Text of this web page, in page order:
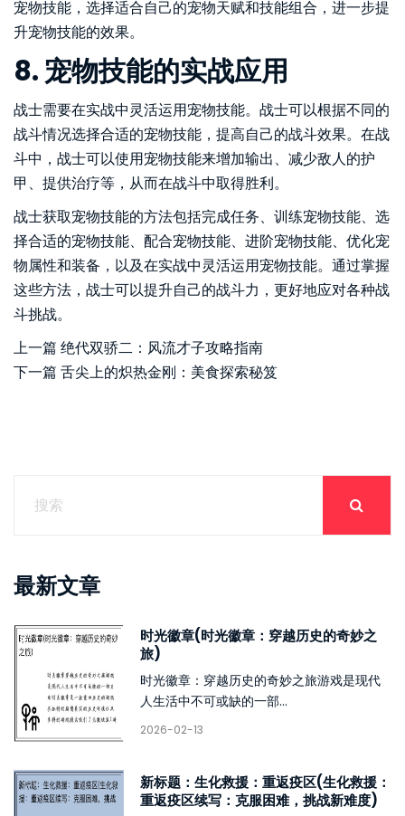
宠物技能，选择适合自己的宠物天赋和技能组合，进一步提
升宠物技能的效果。
8. 宠物技能的实战应用
战士需要在实战中灵活运用宠物技能。战士可以根据不同的
战斗情况选择合适的宠物技能，提高自己的战斗效果。在战
斗中，战士可以使用宠物技能来增加输出、减少敌人的护
甲、提供治疗等，从而在战斗中取得胜利。
战士获取宠物技能的方法包括完成任务、训练宠物技能、选
择合适的宠物技能、配合宠物技能、进阶宠物技能、优化宠
物属性和装备，以及在实战中灵活运用宠物技能。通过掌握
这些方法，战士可以提升自己的战斗力，更好地应对各种战
斗挑战。
上一篇 绝代双骄二：风流才子攻略指南
下一篇 舌尖上的炽热金刚：美食探索秘笈
最新文章
时光徽章(时光徽章：穿越历史的奇妙之
旅)
时光徽章：穿越历史的奇妙之旅游戏是现代
人生活中不可或缺的一部...
2026-02-13
新标题：生化救援：重返疫区(生化救援：
重返疫区续写：克服困难，挑战新难度)